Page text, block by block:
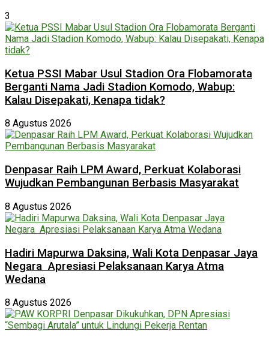
3
Ketua PSSI Mabar Usul Stadion Ora Flobamorata
Berganti Nama Jadi Stadion Komodo, Wabup:
Kalau Disepakati, Kenapa tidak?
8 Agustus 2026
Denpasar Raih LPM Award, Perkuat Kolaborasi
Wujudkan Pembangunan Berbasis Masyarakat
8 Agustus 2026
Hadiri Mapurwa Daksina, Wali Kota Denpasar Jaya
Negara Apresiasi Pelaksanaan Karya Atma
Wedana
8 Agustus 2026